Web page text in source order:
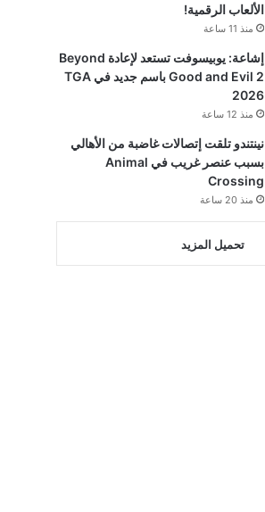
الألعاب الرقمية!
منذ 11 ساعة
إشاعة: يوبيسوفت تستعد لإعادة Beyond
Good and Evil 2 باسم جديد في TGA
2026
منذ 12 ساعة
نينتندو تلقت إتصالات غاضبة من الأهالي
بسبب عنصر غريب في Animal
Crossing
منذ 20 ساعة
تحميل المزيد